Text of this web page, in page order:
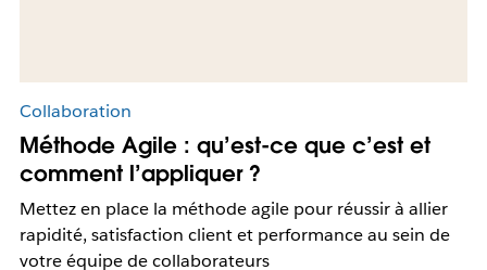
Collaboration
Méthode Agile : qu’est-ce que c’est et
comment l’appliquer ?
Mettez en place la méthode agile pour réussir à allier
rapidité, satisfaction client et performance au sein de
votre équipe de collaborateurs